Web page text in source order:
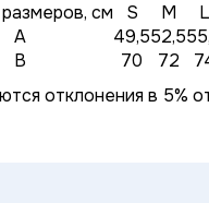
см S M L
A
49,552,5
B
70 72
отклонения в 5%